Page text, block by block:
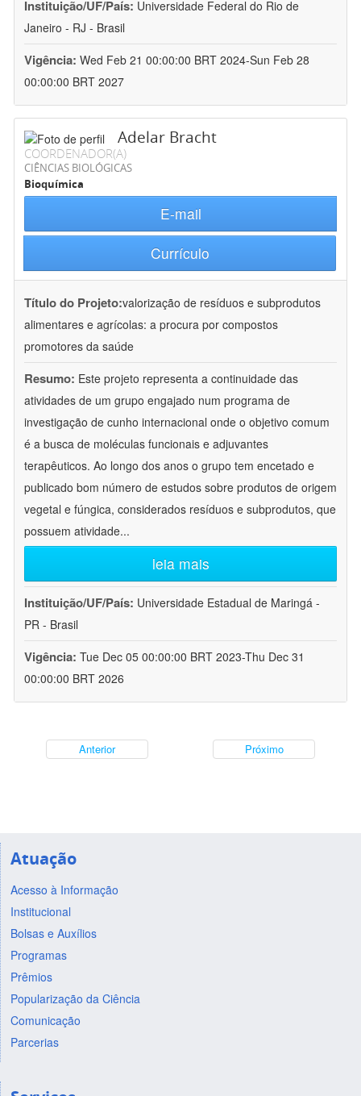
Instituição/UF/País: Universidade Federal do Rio de
Janeiro - RJ - Brasil
Vigência: Wed Feb 21 00:00:00 BRT 2024-Sun Feb 28
00:00:00 BRT 2027
Adelar Bracht
COORDENADOR(A)
CIÊNCIAS BIOLÓGICAS
Bioquímica
E-mail
Currículo
Título do Projeto:valorização de resíduos e subprodutos
alimentares e agrícolas: a procura por compostos
promotores da saúde
Resumo: Este projeto representa a continuidade das
atividades de um grupo engajado num programa de
investigação de cunho internacional onde o objetivo comum
é a busca de moléculas funcionais e adjuvantes
terapêuticos. Ao longo dos anos o grupo tem encetado e
publicado bom número de estudos sobre produtos de origem
vegetal e fúngica, considerados resíduos e subprodutos, que
possuem atividade...
leia mais
Instituição/UF/País: Universidade Estadual de Maringá -
PR - Brasil
Vigência: Tue Dec 05 00:00:00 BRT 2023-Thu Dec 31
00:00:00 BRT 2026
Anterior Próximo
Atuação
Acesso à Informação
Institucional
Bolsas e Auxílios
Programas
Prêmios
Popularização da Ciência
Comunicação
Parcerias